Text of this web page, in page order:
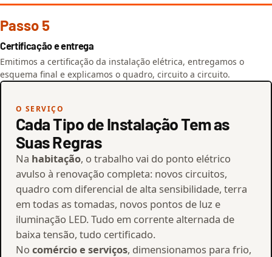
Passo 5
Certificação e entrega
Emitimos a certificação da instalação elétrica, entregamos o
esquema final e explicamos o quadro, circuito a circuito.
O SERVIÇO
Cada Tipo de Instalação Tem as
Suas Regras
Na habitação, o trabalho vai do ponto elétrico
avulso à renovação completa: novos circuitos,
quadro com diferencial de alta sensibilidade, terra
em todas as tomadas, novos pontos de luz e
iluminação LED. Tudo em corrente alternada de
baixa tensão, tudo certificado.
No comércio e serviços, dimensionamos para frio,